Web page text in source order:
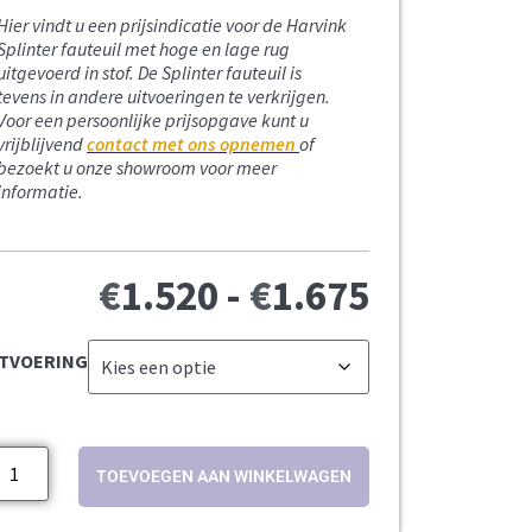
vindt u een prijsindicatie voor de Harvink
fauteuil met hoge en lage rug
in stof. De Splinter fauteuil is
in andere uitvoeringen te verkrijgen.
een persoonlijke prijsopgave kunt u
contact met ons opnemen of
u onze showroom voor meer
€1.520 - €1.675
TOEVOEGEN AAN WINKELWAGEN